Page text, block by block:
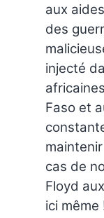
aux
des
injecté
Faso et
cas de
Floyd
ici